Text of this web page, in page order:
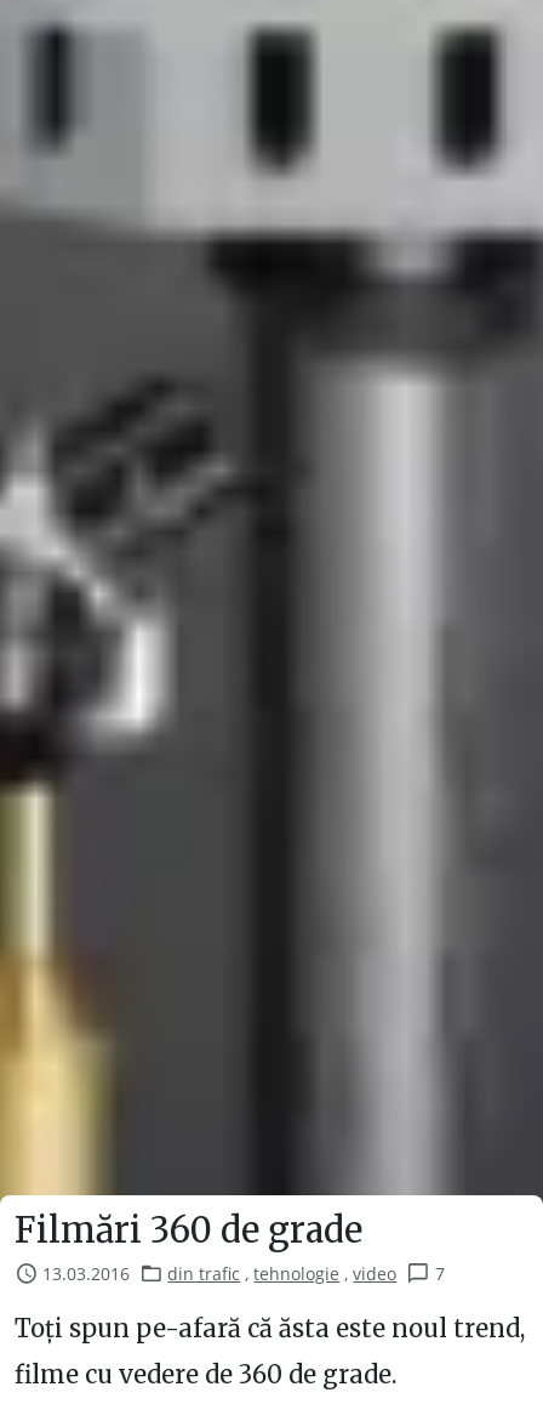
Filmări 360 de grade
13.03.2016 din trafic ,tehnologie ,video 7
Toți spun pe-afară că ăsta este noul trend,
filme cu vedere de 360 de grade.